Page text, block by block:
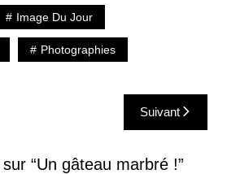
Image Du Jour
Photographies
Suivant
“Un gâteau marbré !”